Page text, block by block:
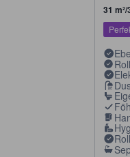
31 m²/